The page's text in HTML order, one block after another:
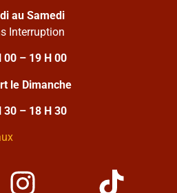
au Samedi
Interruption
00 – 19 H 00
le Dimanche
30 – 18 H 30